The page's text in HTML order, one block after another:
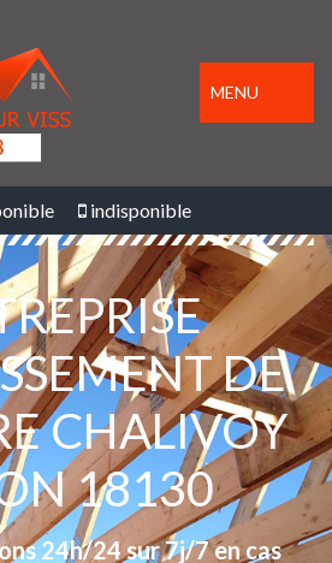
MENU
indisponible
DE
CHALIVOY
18130
24h/24 sur 7j/7 en cas